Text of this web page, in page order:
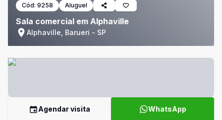
Cód: 9258 Aluguel
Sala comercial em Alphaville
Alphaville, Barueri - SP
Agendar visita WhatsApp